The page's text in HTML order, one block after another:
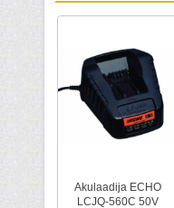
Akulaadija ECHO
LCJQ-560C 50V